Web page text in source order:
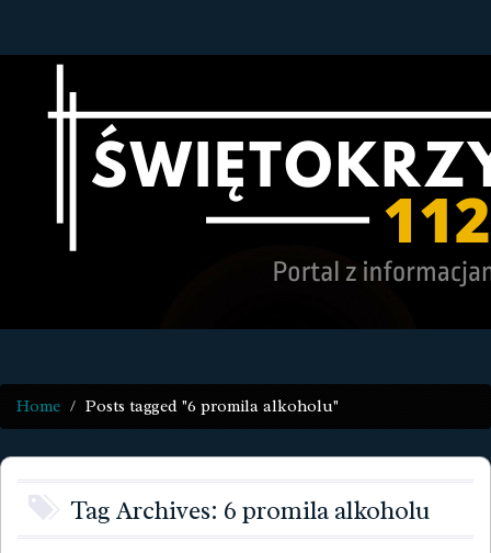
Home Posts tagged "6 promila alkoholu"
Tag Archives: 6 promila alkoholu